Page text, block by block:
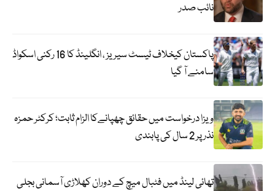
نائب صدر
پاکستان کیخلاف ٹیسٹ سیریز ، انگلینڈ کا 16 رکنی اسکواڈ
سامنے آ گیا
ویزا درخواست میں حقائق چھپانےکا الزام ثابت؛ کرکٹر حمزہ
نذر پر 2 سال کی پابندی
تھائی لینڈ میں فٹبال میچ کے دوران کھلاڑی آسمانی بجلی